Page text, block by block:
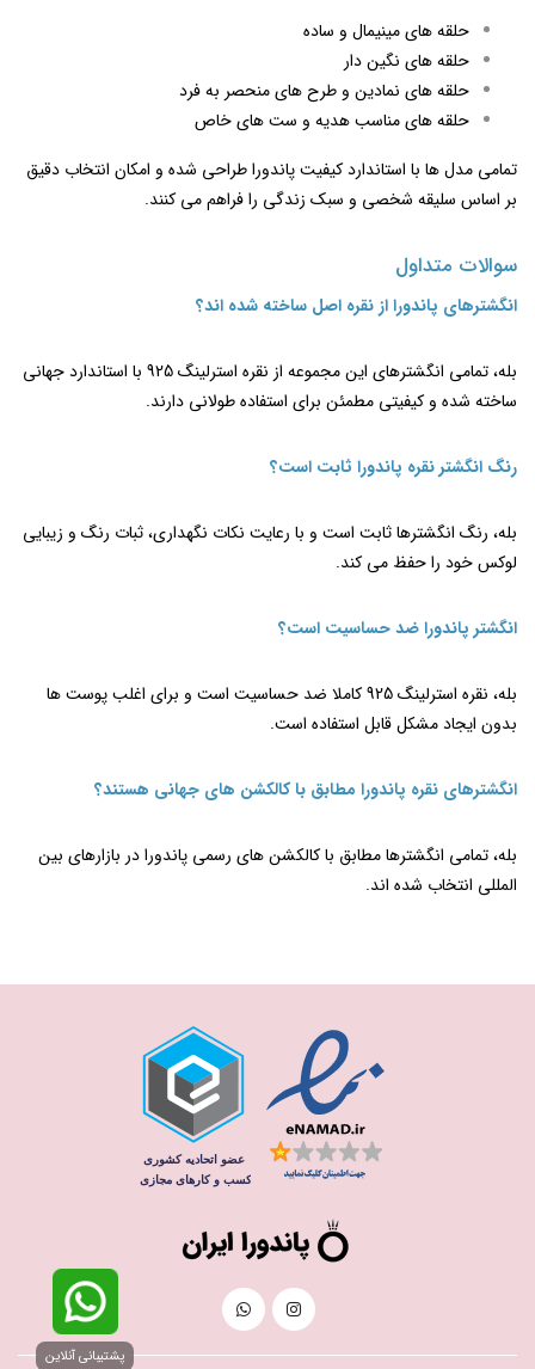
حلقه ‌های مینیمال و ساده
حلقه‌ های نگین‌ دار
حلقه های نمادین و طرح های منحصر به فرد
حلقه ‌های مناسب هدیه و ست‌ های خاص
تمامی مدل ‌ها با استاندارد کیفیت پاندورا طراحی شده و امکان انتخاب دقیق
بر اساس سلیقه شخصی و سبک زندگی را فراهم می‌ کنند.
سوالات متداول
انگشترهای پاندورا از نقره اصل ساخته شده ‌اند؟
بله، تمامی انگشترهای این مجموعه از نقره استرلینگ 925 با استاندارد جهانی
ساخته شده و کیفیتی مطمئن برای استفاده طولانی دارند.
رنگ انگشتر نقره پاندورا ثابت است؟
بله، رنگ انگشترها ثابت است و با رعایت نکات نگهداری، ثبات رنگ و زیبایی
لوکس خود را حفظ می ‌کند.
انگشتر پاندورا ضد حساسیت است؟
بله، نقره استرلینگ 925 کاملا ضد حساسیت است و برای اغلب پوست ‌ها
بدون ایجاد مشکل قابل استفاده است.
انگشترهای نقره پاندورا مطابق با کالکشن ‌های جهانی هستند؟
بله، تمامی انگشترها مطابق با کالکشن ‌های رسمی پاندورا در بازارهای بین
‌المللی انتخاب شده‌ اند.
پشتیبانی آنلاین